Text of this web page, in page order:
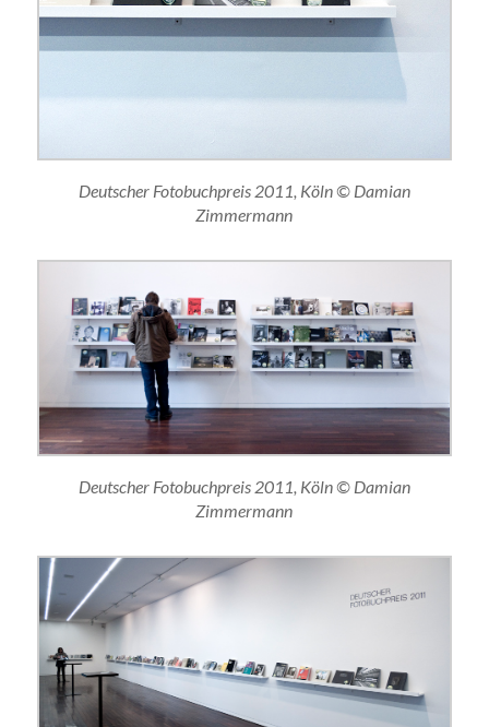
Deutscher Fotobuchpreis 2011, Köln © Damian
Zimmermann
Deutscher Fotobuchpreis 2011, Köln © Damian
Zimmermann